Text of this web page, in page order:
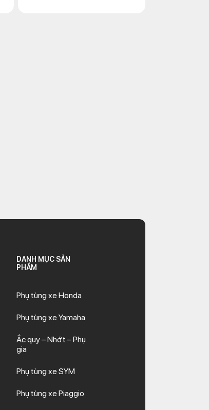
DANH MỤC SẢN
PHẨM
Phụ tùng xe Honda
Phụ tùng xe Yamaha
Ắc quy – Nhớt – Phụ
gia
Phụ tùng xe SYM
Phụ tùng xe Piaggio